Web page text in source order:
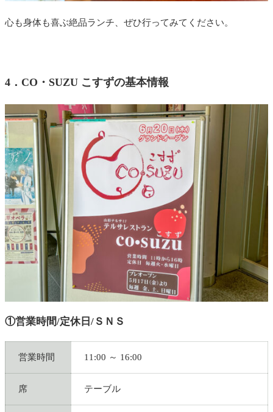
心も身体も喜ぶ絶品ランチ、ぜひ行ってみてください。
4． CO・SUZU こすずの基本情報
①営業時間/定休日/ＳＮＳ
営業時間 11:00 ～ 16:00
席 テーブル